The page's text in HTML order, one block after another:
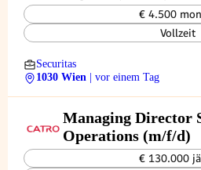
€ 4.500
Vollzeit
Securitas
1030 Wien
| vor einem Tag
Managing Director
Operations (m/f/d)
€ 130.000